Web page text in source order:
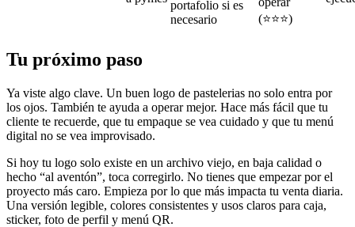
portafolio si es
necesario
(⭐️⭐️⭐️)
Tu próximo paso
Ya viste algo clave. Un buen logo de pastelerias no solo entra por
los ojos. También te ayuda a operar mejor. Hace más fácil que tu
cliente te recuerde, que tu empaque se vea cuidado y que tu menú
digital no se vea improvisado.
Si hoy tu logo solo existe en un archivo viejo, en baja calidad o
hecho “al aventón”, toca corregirlo. No tienes que empezar por el
proyecto más caro. Empieza por lo que más impacta tu venta diaria.
Una versión legible, colores consistentes y usos claros para caja,
sticker, foto de perfil y menú QR.